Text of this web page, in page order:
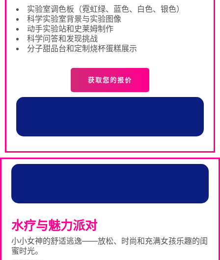
实验室调色板（霓虹绿、蓝色、白色、银色）
科学实验室背景与实验图像
动手实验站和史莱姆制作
科学问答和发现挑战
分子甜品台和定制烧杯蛋糕展示
获取您的报价
水疗与魅力派对
小小女神的舒适逃逸——放松、时尚和充满女孩乐趣的闺
蜜时光。